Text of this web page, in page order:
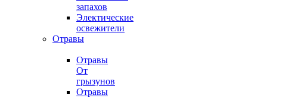
запахов
Электические
освежители
Отравы
Отравы
От
грызунов
Отравы